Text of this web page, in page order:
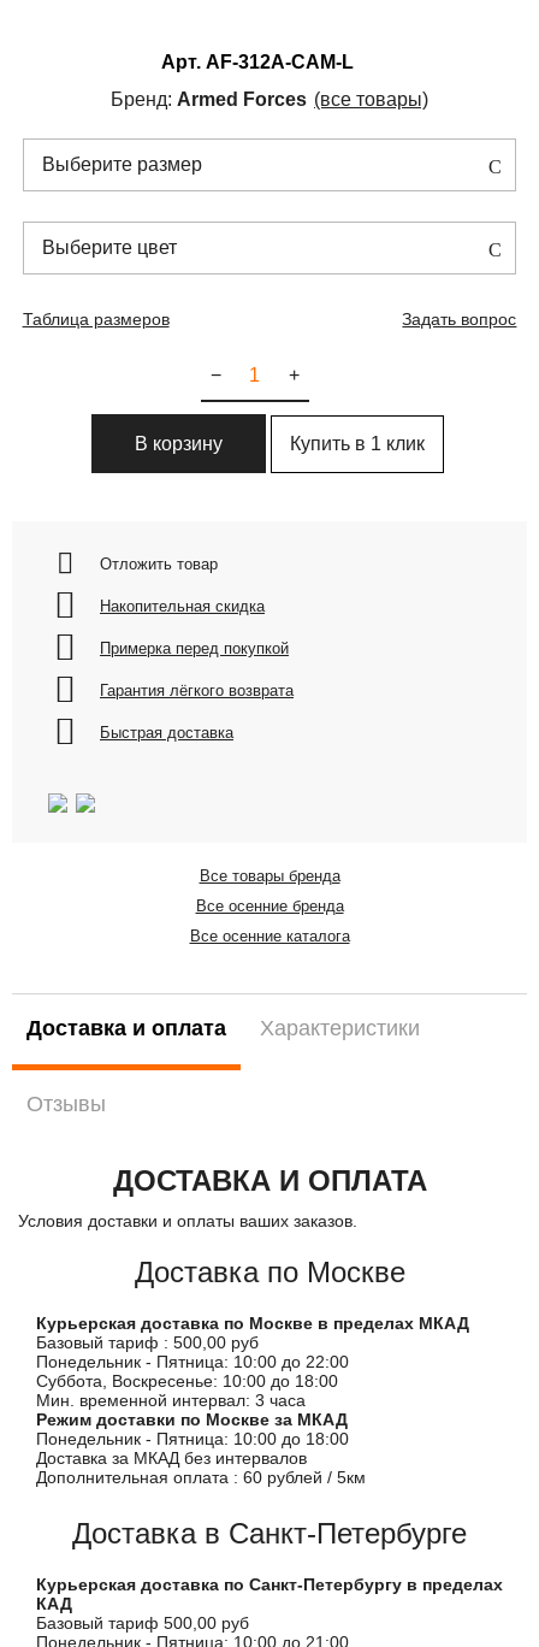
Арт. AF-312A-CAM-L
Бренд: Armed Forces (все товары)
Выберите размер
Выберите цвет
Таблица размеров Задать вопрос
+
−
В корзину Купить в 1 клик
Отложить товар
Накопительная скидка
Примерка перед покупкой
Гарантия лёгкого возврата
Быстрая доставка
Все товары бренда
Все осенние бренда
Все осенние каталога
Доставка и оплата Характеристики
Отзывы
ДОСТАВКА И ОПЛАТА
Условия доставки и оплаты ваших заказов.
Доставка по Москве
Курьерская доставка по Москве в пределах МКАД
Базовый тариф : 500,00 руб
Понедельник - Пятница: 10:00 до 22:00
Суббота, Воскресенье: 10:00 до 18:00
Мин. временной интервал: 3 часа
Режим доставки по Москве за МКАД
Понедельник - Пятница: 10:00 до 18:00
Доставка за МКАД без интервалов
Дополнительная оплата : 60 рублей / 5км
Доставка в Санкт-Петербурге
Курьерская доставка по Санкт-Петербургу в пределах
КАД
Базовый тариф 500,00 руб
Понедельник - Пятница: 10:00 до 21:00